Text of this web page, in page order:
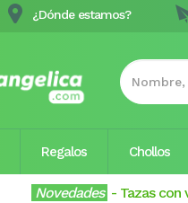
¿Dónde estamos?
Regalos Chollos
Novedades - Tazas con